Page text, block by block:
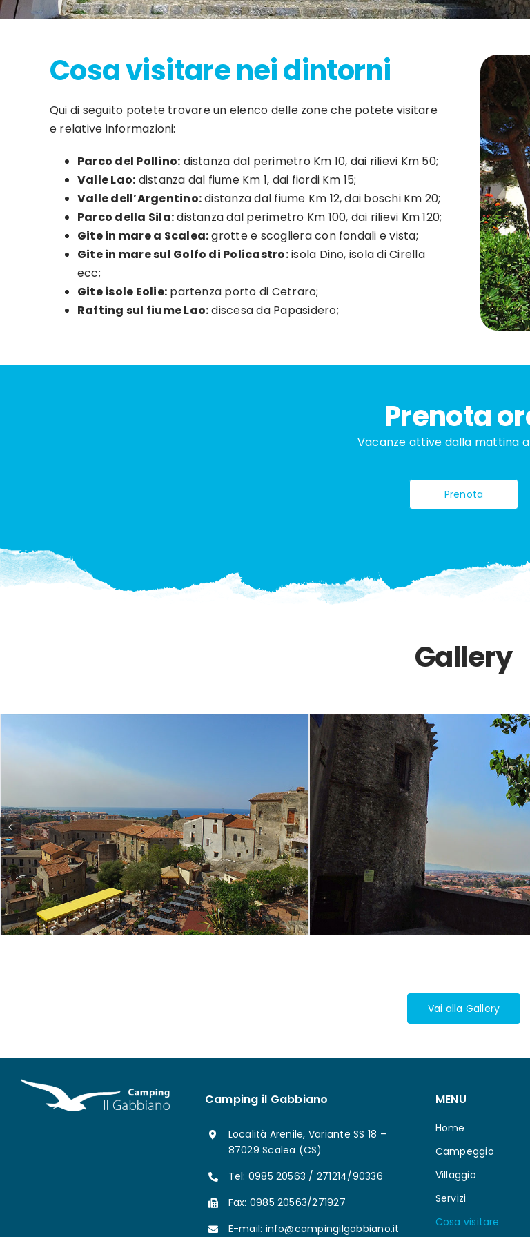
Cosa visitare nei dintorni
Qui di seguito potete trovare un elenco delle zone che potete visitare
e relative informazioni:
Parco del Pollino: distanza dal perimetro Km 10, dai rilievi Km 50;
Valle Lao: distanza dal fiume Km 1, dai fiordi Km 15;
Valle dell’Argentino:distanza dal fiume Km 12, dai boschi Km 20;
Parco della Sila:distanza dal perimetro Km 100, dai rilievi Km 120;
Gite in mare a Scalea:grotte e scogliera con fondali e vista;
Gite in mare sul Golfo di Policastro:isola Dino, isola di Cirella
ecc;
Gite isole Eolie: partenza porto di Cetraro;
Rafting sul fiume Lao:discesa da Papasidero;
Prenota
Vacanze attive dalla mattina
Prenota
Gallery
Vai alla Gallery
Camping il Gabbiano
Località Arenile, Variante SS 18 –
87029 Scalea (CS)
Tel: 0985 20563 / 271214/90336
Fax: 0985 20563/271927
E-mail: info@campingilgabbiano.it
MENU
Home
Campeggio
Villaggio
Servizi
Cosa visitare